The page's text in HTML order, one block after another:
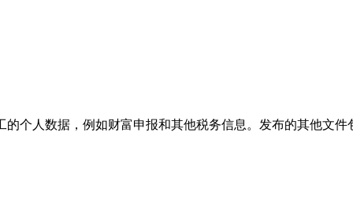
个人数据，例如财富申报和其他税务信息。发布的其他文